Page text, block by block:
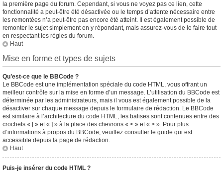
la première page du forum. Cependant, si vous ne voyez pas ce lien, cette
fonctionnalité a peut-être été désactivée ou le temps d’attente nécessaire entre
les remontées n’a peut-être pas encore été atteint. Il est également possible de
remonter le sujet simplement en y répondant, mais assurez-vous de le faire tout
en respectant les règles du forum.
Haut
Mise en forme et types de sujets
Qu’est-ce que le BBCode ?
Le BBCode est une implémentation spéciale du code HTML, vous offrant un
meilleur contrôle sur la mise en forme d’un message. L’utilisation du BBCode est
déterminée par les administrateurs, mais il vous est également possible de la
désactiver sur chaque message depuis le formulaire de rédaction. Le BBCode
est similaire à l’architecture du code HTML, les balises sont contenues entre des
crochets « [ » et « ] » à la place des chevrons « < » et « > ». Pour plus
d’informations à propos du BBCode, veuillez consulter le guide qui est
accessible depuis la page de rédaction.
Haut
Puis-je insérer du code HTML ?